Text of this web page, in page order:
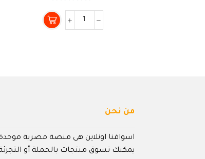
من
5
من نحن
اسواقنا اونلاين هى منصة مصرية
يمكنك تسوق منتجات بالجملة أو